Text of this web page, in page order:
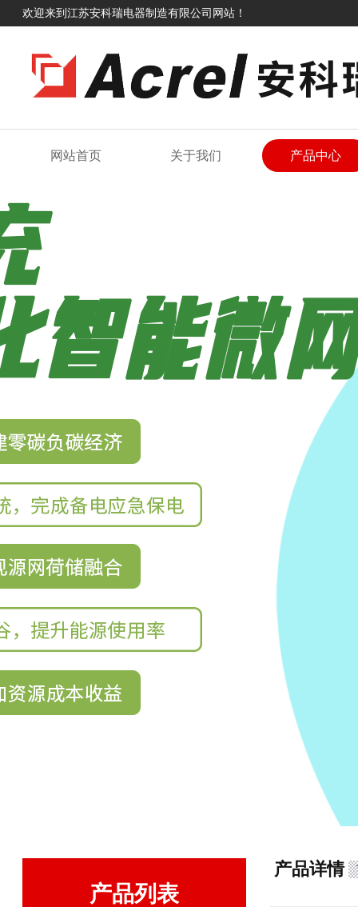
欢迎来到江苏安科瑞电器制造有限公司网站！
网站首页 关于我们 产品中心
产品列表
产品详情